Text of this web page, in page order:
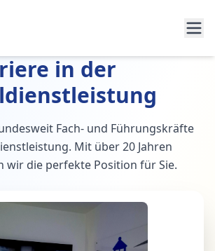
in der
Fach- und Führungskräfte
Mit über 20 Jahren
wir die perfekte Position für Sie.